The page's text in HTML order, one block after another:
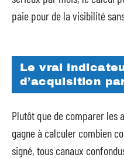
paie pour de la visibilité
Le vrai
d’acquisition
Plutôt que de comparer les
gagne à calculer combien
signé, tous canaux